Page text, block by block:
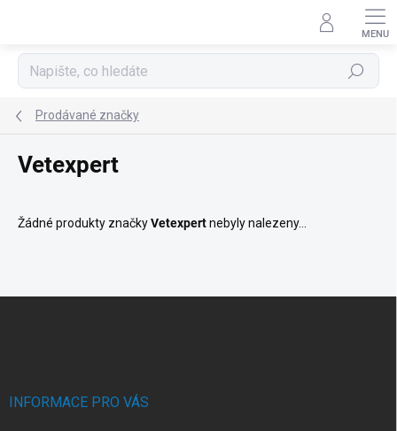
Hledat
Prodávané značky
Vetexpert
Žádné produkty značkyVetexpertnebyly nalezeny...
INFORMACE PRO VÁS